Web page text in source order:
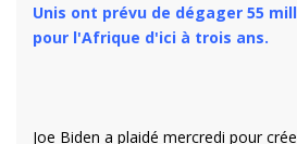
Unis ont prévu de dégager 55
pour l'Afrique d'ici à trois ans.
Joe Biden a plaidé mercredi pour